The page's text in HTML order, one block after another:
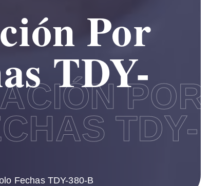
POR
TDY-
Por
TDY-
Fechas TDY-380-B